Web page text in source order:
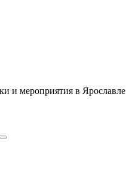
и мероприятия в Ярославле